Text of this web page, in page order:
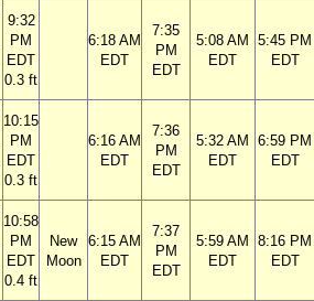
9:32
PM
EDT
0.3 ft
6:18 AM
EDT
7:35
PM
EDT
5:08 AM
EDT
5:45 PM
EDT
10:15
PM
EDT
0.3 ft
6:16 AM
EDT
7:36
PM
EDT
5:32 AM
EDT
6:59 PM
EDT
10:58
PM
EDT
0.4 ft
New
Moon
6:15 AM
EDT
7:37
PM
EDT
5:59 AM
EDT
8:16 PM
EDT